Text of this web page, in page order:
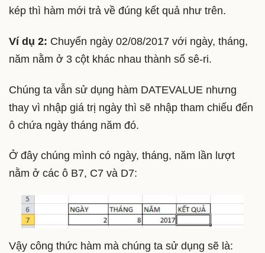
kép thì hàm mới trả về đúng kết quả như trên.
Ví dụ 2: Chuyển ngày 02/08/2017 với ngày, tháng,
năm nằm ở 3 cột khác nhau thành số sê-ri.
Chúng ta vẫn sử dụng hàm DATEVALUE nhưng
thay vì nhập giá trị ngày thì sẽ nhập tham chiếu đến
ô chứa ngày tháng năm đó.
Ở đây chúng mình có ngày, tháng, năm lần lượt
nằm ở các ô B7, C7 và D7:
Vậy công thức hàm mà chúng ta sử dụng sẽ là: